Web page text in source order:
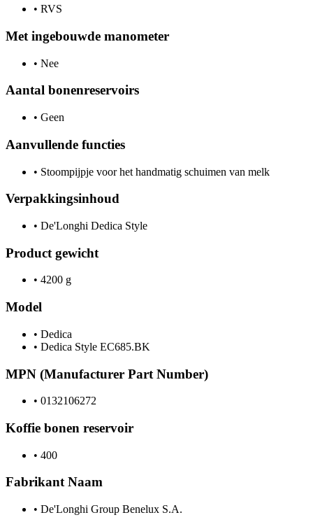
• RVS
Met ingebouwde manometer
• Nee
Aantal bonenreservoirs
• Geen
Aanvullende functies
• Stoompijpje voor het handmatig schuimen van melk
Verpakkingsinhoud
• De'Longhi Dedica Style
Product gewicht
• 4200 g
Model
• Dedica
• Dedica Style EC685.BK
MPN (Manufacturer Part Number)
• 0132106272
Koffie bonen reservoir
• 400
Fabrikant Naam
• De'Longhi Group Benelux S.A.